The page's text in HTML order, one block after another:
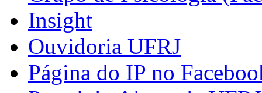
Insight
Ouvidoria UFRJ
Página do IP no